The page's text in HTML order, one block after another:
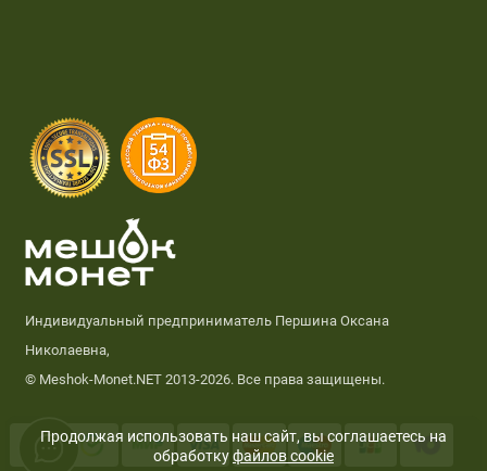
Индивидуальный предприниматель Першина Оксана
Николаевна,
© Meshok-Monet.NET 2013-2026. Все права защищены.
Продолжая использовать наш сайт, вы соглашаетесь на
обработкуфайлов cookie